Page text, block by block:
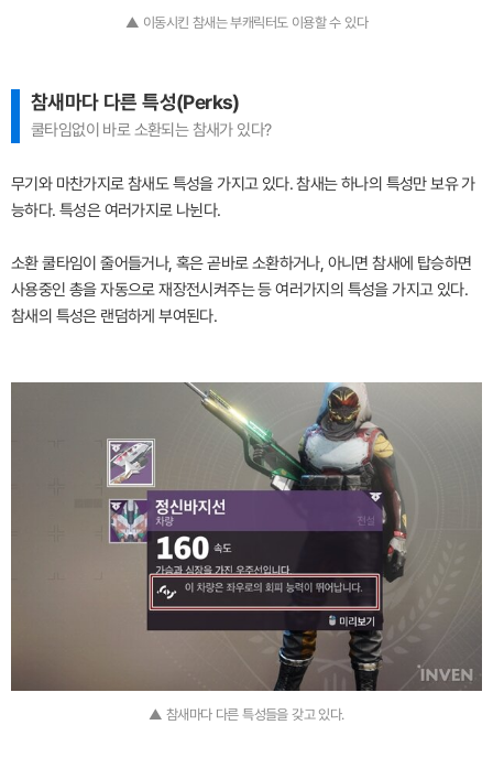
▲ 이동시킨 참새는 부캐릭터도 이용할 수 있다
참새마다 다른 특성(Perks)
쿨타임없이 바로 소환되는 참새가 있다?
무기와 마찬가지로 참새도 특성을 가지고 있다. 참새는 하나의 특성만 보유 가
능하다. 특성은 여러가지로 나뉜다.
소환 쿨타임이 줄어들거나, 혹은 곧바로 소환하거나, 아니면 참새에 탑승하면
사용중인 총을 자동으로 재장전시켜주는 등 여러가지의 특성을 가지고 있다.
참새의 특성은 랜덤하게 부여된다.
▲ 참새마다 다른 특성들을 갖고 있다.